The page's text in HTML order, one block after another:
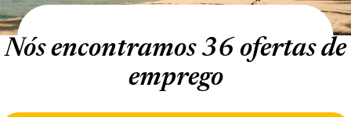
Nós encontramos 36 ofertas de
emprego